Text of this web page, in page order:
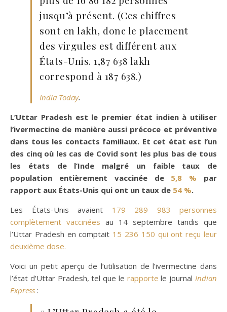
jusqu’à présent. (Ces chiffres
sont en lakh, donc le placement
des virgules est différent aux
États-Unis. 1,87 638 lakh
correspond à 187 638.)
India Today.
L’Uttar Pradesh est le premier état indien à utiliser
l’ivermectine de manière aussi précoce et préventive
dans tous les contacts familiaux. Et cet état est l’un
des cinq où les cas de Covid sont les plus bas de tous
les états de l’Inde malgré un faible taux de
population entièrement vaccinée de 5,8 % par
rapport aux États-Unis qui ont un taux de 54 %.
Les États-Unis avaient 179 289 983 personnes
complètement vaccinées au 14 septembre tandis que
l’Uttar Pradesh en comptait 15 236 150 qui ont reçu leur
deuxième dose.
Voici un petit aperçu de l’utilisation de l’ivermectine dans
l’état d’Uttar Pradesh, tel que le rapporte le journalIndian
Express :